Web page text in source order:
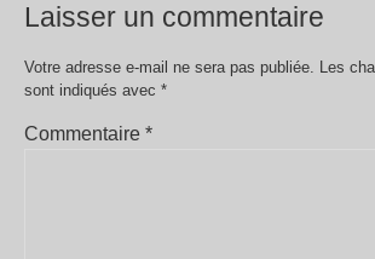
Laisser un commentaire
Votre adresse e-mail ne sera pas publiée. Les
sont indiqués avec *
Commentaire *